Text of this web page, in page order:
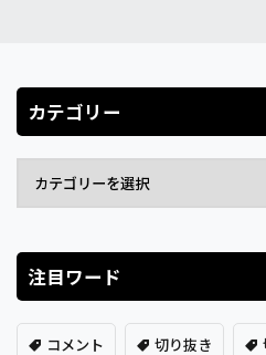
カテゴリー
注目ワード
コメント 切り抜き